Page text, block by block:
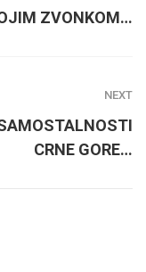
ZVONKOM…
NEXT
CRNE GORE…